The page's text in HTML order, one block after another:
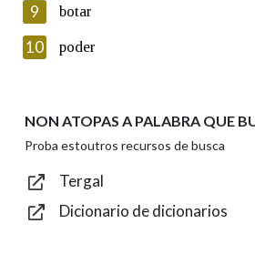
Introduce o código que aparece na
Texto de verificación
9 botar
10 poder
NON ATOPAS A PALABRA QUE
Proba estoutros recursos de busca
Tergal
Dicionario de dicionarios